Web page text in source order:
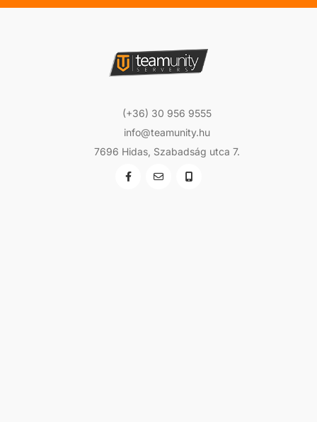
(+36) 30 956 9555
info@teamunity.hu
7696 Hidas, Szabadság utca 7.